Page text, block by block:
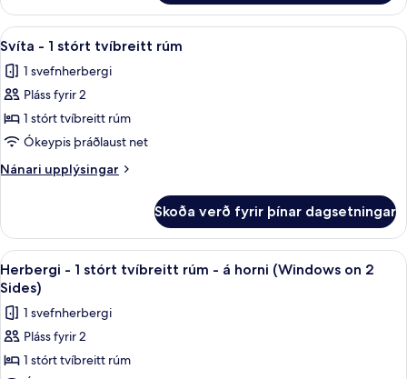
-
sturta
með
Skoða
allar
myndir
fyrir
Svíta
-
1
stórt
rúm
Svíta - 1 stórt tvíbreitt rúm | Stofa |
5
Svíta - 1 stórt tvíbreitt rúm
1 svefnherbergi
Pláss fyrir 2
1 stórt tvíbreitt rúm
Ókeypis þráðlaust net
Nánari upplýsingar
Nánari
-
stórt
tvíbreitt
Skoða verð fyrir þínar dagsetningar
Skoða
allar
myndir
fyrir
Herbergi
-
Rúmföt úr egypskri bómull, rúmföt
6
Herbergi - 1 stórt tvíbreitt rúm - á horni (Windows on 2
Sides)
1 svefnherbergi
Pláss fyrir 2
1 stórt tvíbreitt rúm